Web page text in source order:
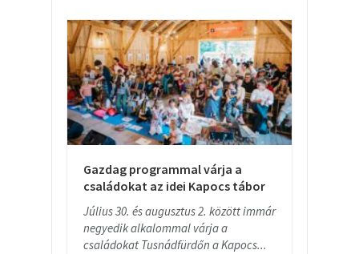
Gazdag programmal várja a
családokat az idei Kapocs tábor
Július 30. és augusztus 2. között immár
negyedik alkalommal várja a
családokat Tusnádfürdőn a Kapocs...